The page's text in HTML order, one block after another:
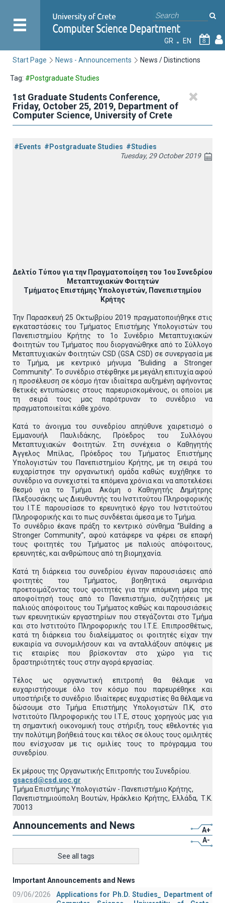
GR EN 8
Start Page News - Announcements News / Distinctions
Tag: #Postgraduate Studies
1st Graduate Students Conference,
Friday, October 25, 2019, Department of
Computer Science, University of Crete
#Events #Postgraduate Studies #Studies
Tuesday, 29 October 2019
Δελτίο Τύπου για την Πραγματοποίηση του 1ου Συνεδρίου
Μεταπτυχιακών Φοιτητών
Τμήματος Επιστήμης Υπολογιστών, Πανεπιστημίου
Κρήτης
Την Παρασκευή 25 Οκτωβρίου 2019 πραγματοποιήθηκε στις
εγκαταστάσεις του Τμήματος Επιστήμης Υπολογιστών του
Πανεπιστημίου Κρήτης το 1ο Συνέδριο Μεταπτυχιακών
Φοιτητών του Τμήματος που διοργανώθηκε από το Σύλλογο
Μεταπτυχιακών Φοιτητών CSD (GSA CSD) σε συνεργασία με
το Τμήμα, με κεντρικό μήνυμα “Buliding a Stronger
Community”. Το συνέδριο στέφθηκε με μεγάλη επιτυχία αφού
η προσέλευση σε κόσμο ήταν ιδιαίτερα αυξημένη αφήνοντας
θετικές εντυπώσεις στους παρευρισκομένους, οι οποίοι με
τη σειρά τους μας παρότρυναν το συνέδριο να
πραγματοποιείται κάθε χρόνο.
Κατά το άνοιγμα του συνεδρίου απηύθυνε χαιρετισμό ο
Εμμανουήλ Παυλιδάκης, Πρόεδρος του Συλλόγου
Μεταπτυχιακών Φοιτητών. Στη συνέχεια ο Καθηγητής
Άγγελος Μπίλας, Πρόεδρος του Τμήματος Επιστήμης
Υπολογιστών του Πανεπιστημίου Κρήτης, με τη σειρά του
ευχαρίστησε την οργανωτική ομάδα καθώς ευχήθηκε το
συνέδριο να συνεχιστεί τα επόμενα χρόνια και να αποτελέσει
θεσμό για το Τμήμα. Ακόμη ο Καθηγητής Δημήτρης
Πλεξουσάκης ως Διευθυντής του Ινστιτούτου Πληροφορικής
του Ι.Τ.Ε παρουσίασε το ερευνητικό έργο του Ινστιτούτου
Πληροφορικής και το πως συνδέεται άμεσα με το Τμήμα.
Το συνέδριο έκανε πράξη το κεντρικό σύνθημα “Building a
Stronger Community”, αφού κατάφερε να φέρει σε επαφή
τους φοιτητές του Τμήματος με παλιούς απόφοιτους,
ερευνητές, και ανθρώπους από τη βιομηχανία.
Κατά τη διάρκεια του συνεδρίου έγιναν παρουσιάσεις από
φοιτητές του Τμήματος, βοηθητικά σεμινάρια
προετοιμάζοντας τους φοιτητές για την επόμενη μέρα της
αποφοίτησή τους από το Πανεπιστήμιο, συζητήσεις με
παλιούς απόφοιτους του Τμήματος καθώς και παρουσιάσεις
των ερευνητικών εργαστηρίων που στεγάζονται στο Τμήμα
και στο Ινστιτούτο Πληροφορικής του Ι.Τ.Ε. Επιπροσθέτως,
κατά τη διάρκεια του διαλείμματος οι φοιτητές είχαν την
ευκαιρία να συνομιλήσουν και να ανταλλάξουν απόψεις με
τις εταιρίες που βρίσκονταν στο χώρο για τις
δραστηριότητές τους στην αγορά εργασίας.
Τέλος ως οργανωτική επιτροπή θα θέλαμε να
ευχαριστήσουμε όλο τον κόσμο που παρευρέθηκε και
υποστήριξε το συνέδριο. Ιδιαίτερες ευχαριστίες θα θέλαμε να
δώσουμε στο Τμήμα Επιστήμης Υπολογιστών Π.Κ, στο
Ινστιτούτο Πληροφορικής του Ι.Τ.Ε, στους χορηγούς μας για
τη σημαντική οικονομική τους στήριξη, τους εθελοντές για
την πολύτιμη βοήθειά τους και τέλος σε όλους τους ομιλητές
που ενίσχυσαν με τις ομιλίες τους το πρόγραμμα του
συνεδρίου.
Εκ μέρους της Οργανωτικής Επιτροπής του Συνεδρίου.
gsacsd@csd.uoc.gr
Τμήμα Επιστήμης Υπολογιστών - Πανεπιστήμιο Κρήτης,
Πανεπιστημιούπολη Βουτών, Ηράκλειο Κρήτης, Ελλάδα, Τ.Κ.
70013
Announcements and News
A+
A-
See all tags
Important Announcements and News
09/06/2026
Applications for Ph.D. Studies_ Department of